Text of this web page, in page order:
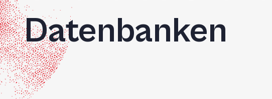
screen
reader,
press
'Ctrl
+
/'.
Datenbanken